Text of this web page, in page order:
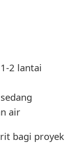
2 lantai
air
bagi proyek